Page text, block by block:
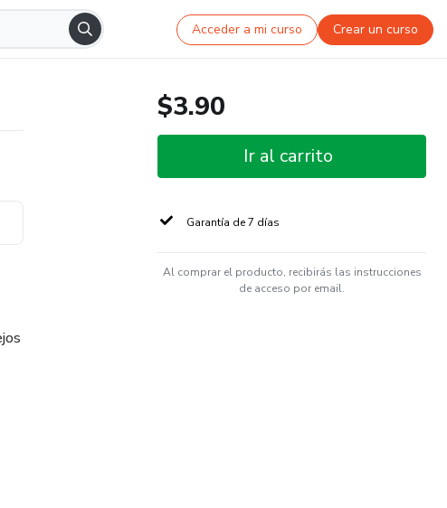
Acceder a mi curso Crear un curso
$3.90
Ir al carrito
Garantía de 7 días
Al comprar el producto, recibirás las instrucciones
de acceso por email.